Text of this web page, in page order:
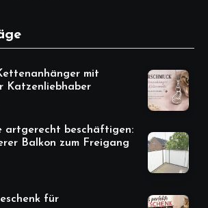
mit
Katzenliebhaber
artgerecht beschäftigen:
Balkon zum Freigang
für